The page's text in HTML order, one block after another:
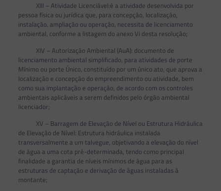
XIII – Atividade Licenciável:é a atividade desenvolvida por
pessoa física ou jurídica que, para concepção, localização,
instalação, ampliação ou operação, necessita de licenciamento
ambiental, conforme a listagem do anexo Vi desta resolução;
XIV – Autorização Ambiental (AuA): documento de
licenciamento ambiental simplificado, para atividades de porte
Mínimo ou porte Único, constituído por um único ato, que aprova a
localização e concepção do empreendimento ou atividade, bem
como sua implantação e operação, de acordo com os controles
ambientais aplicáveis a serem definidos pelo órgão ambiental
licenciador;
XV – Barragem de Elevação de Nível ou Estrutura Hidráulica
de Elevação de Nível: Estrutura hidráulica instalada
transversalmente a um talvegue, objetivando a elevação do nível
de água a uma cota pré-determinada, tendo como principal
finalidade a garantia de níveis mínimos de água para as
estruturas de captação e derivação de águas instaladas à
montante;